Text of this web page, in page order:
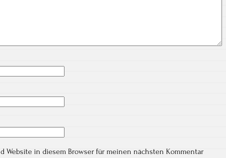
Website in diesem Browser für meinen nächsten Kommentar